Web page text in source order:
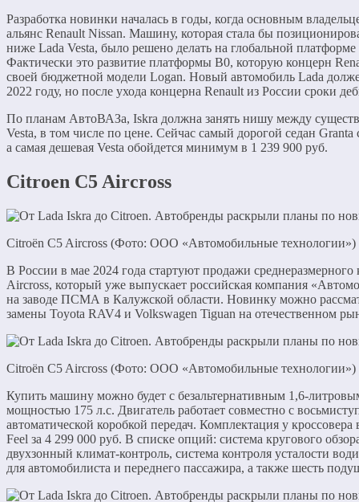
Разработка новинки началась в годы, когда основным
альянс Renault Nissan. Машину, которая стала бы
ниже Lada Vesta, было решено делать на глобальной
Фактически это развитие платформы B0, которую концерн
своей бюджетной модели Logan. Новый автомобиль Lada
2022 году, но после ухода концерна Renault из России сроки
По планам АвтоВАЗа, Iskra должна занять нишу между
Vesta, в том числе по цене. Сейчас самый дорогой седан Granta
а самая дешевая Vesta обойдется минимум в 1 239 900 руб.
Citroen C5 Aircross
Citroën C5 Aircross (Фото: ООО «Автомобильные технологии»)
В России в мае 2024 года стартуют продажи среднеразмерного
Aircross, который уже выпускает российская компания
на заводе ПСМА в Калужской области. Новинку можно
замены Toyota RAV4 и Volkswagen Tiguan на отечественном
Citroën C5 Aircross (Фото: ООО «Автомобильные технологии»)
Купить машину можно будет с безальтернативным 1,6-
мощностью 175 л.с. Двигатель работает совместно с
автоматической коробкой передач. Комплектация у
Feel за 4 299 000 руб. В списке опций: система кругового
двухзонный климат-контроль, система контроля усталости
для автомобилиста и переднего пассажира, а также шесть